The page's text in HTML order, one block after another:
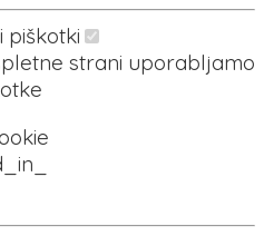
piškotki
strani uporabljamo